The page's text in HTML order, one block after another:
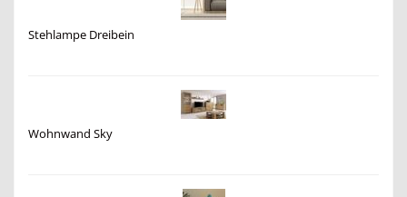
Stehlampe Dreibein
Wohnwand Sky